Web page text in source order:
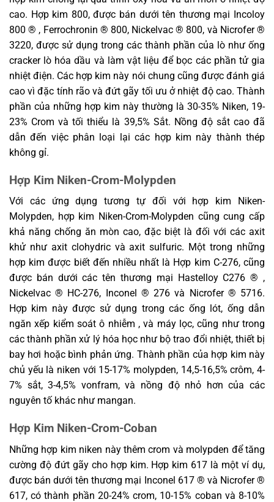
cao. Hợp kim 800, được bán dưới tên thương mại Incoloy
800 ® , Ferrochronin ® 800, Nickelvac ® 800, và Nicrofer ®
3220, được sử dụng trong các thành phần của lò như ống
cracker lò hóa dầu và làm vật liệu để bọc các phần tử gia
nhiệt điện. Các hợp kim này nói chung cũng được đánh giá
cao vì đặc tính rão và đứt gãy tối ưu ở nhiệt độ cao. Thành
phần của những hợp kim này thường là 30-35% Niken, 19-
23% Crom và tối thiểu là 39,5% Sắt. Nồng độ sắt cao đã
dẫn đến việc phân loại lại các hợp kim này thành thép
không gỉ.
Hợp Kim Niken-Crom-Molypden
Với các ứng dụng tương tự đối với hợp kim Niken-
Molypden, hợp kim Niken-Crom-Molypden cũng cung cấp
khả năng chống ăn mòn cao, đặc biệt là đối với các axit
khử như axit clohydric và axit sulfuric. Một trong những
hợp kim được biết đến nhiều nhất là Hợp kim C-276, cũng
được bán dưới các tên thương mại Hastelloy C276 ® ,
Nickelvac ® HC-276, Inconel ® 276 và Nicrofer ® 5716.
Hợp kim này được sử dụng trong các ống lót, ống dẫn
ngăn xếp kiểm soát ô nhiễm , và máy lọc, cũng như trong
các thành phần xử lý hóa học như bộ trao đổi nhiệt, thiết bị
bay hơi hoặc bình phản ứng. Thành phần của hợp kim này
chủ yếu là niken với 15-17% molypden, 14,5-16,5% crôm, 4-
7% sắt, 3-4,5% vonfram, và nồng độ nhỏ hơn của các
nguyên tố khác như mangan.
Hợp Kim Niken-Crom-Coban
Những hợp kim niken này thêm crom và molypden để tăng
cường độ đứt gãy cho hợp kim. Hợp kim 617 là một ví dụ,
được bán dưới tên thương mại Inconel 617 ® và Nicrofer ®
617, có thành phần 20-24% crom, 10-15% coban và 8-10%